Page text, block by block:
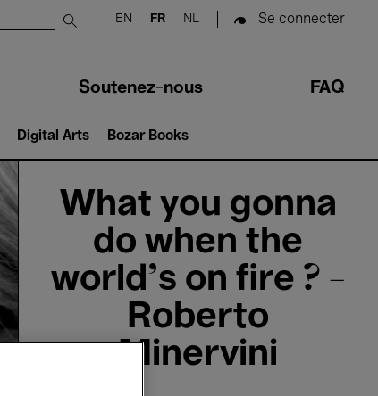
Submit search
EN FR NL Se connecter
Soutenez-nous FAQ
Digital Arts Bozar Books
What you gonna
do when the
world's on fire ? -
Roberto
Minervini